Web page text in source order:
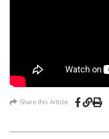
Share this Article